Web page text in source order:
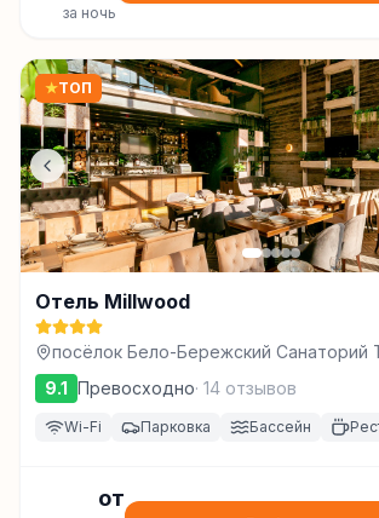
за ночь
★ТОП
Отель Millwood
посёлок Бело-Бережский Санаторий
Брянск
9.1 Превосходно· 14 отзывов
Wi-Fi Парковка Бассейн
от